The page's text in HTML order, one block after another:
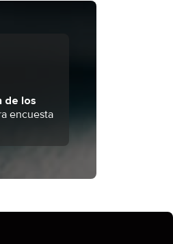
de los
encuesta